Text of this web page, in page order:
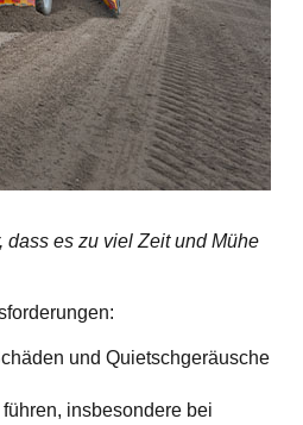
dass es zu viel Zeit und Mühe
und Quietschgeräusche
insbesondere bei